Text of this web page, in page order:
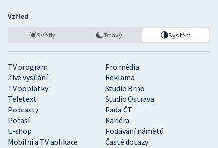
TV program
Pro média
Živé vysílání
Reklama
TV poplatky
Studio Brno
Teletext
Studio Ostrava
Podcasty
Rada ČT
Počasí
Kariéra
E-shop
Podávání námětů
Mobilní a TV aplikace
Časté dotazy
Vzhled
Světlý Tmavý Systém